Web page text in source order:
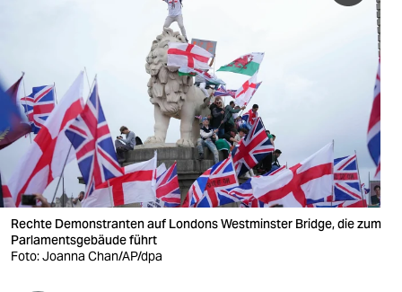
verlag
verlag
veranstaltungen
shop
fragen & hilfe
unterstützen
Rechte Demonstranten auf Londons Westminster Bridge, die zum
Parlamentsgebäude führt
Foto: Joanna Chan/AP/dpa